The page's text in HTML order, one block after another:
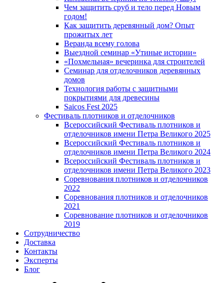
Чем защитить сруб и тело перед Новым
годом!
Как защитить деревянный дом? Опыт
прожитых лет
Веранда всему голова
Выездной семинар «Утиные истории»
«Похмельная» вечеринка для строителей
Семинар для отделочников деревянных
домов
Технология работы с защитными
покрытиями для древесины
Saicos Fest 2025
Фестиваль плотников и отделочников
Всероссийский Фестиваль плотников и
отделочников имени Петра Великого 2025
Всероссийский Фестиваль плотников и
отделочников имени Петра Великого 2024
Всероссийский Фестиваль плотников и
отделочников имени Петра Великого 2023
Соревнования плотников и отделочников
2022
Соревнования плотников и отделочников
2021
Соревнование плотников и отделочников
2019
Сотрудничество
Доставка
Контакты
Эксперты
Блог